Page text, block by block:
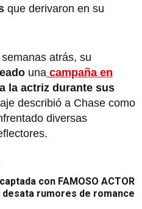
que derivaron en su
atrás, su
una campaña en
la actriz durante sus
describió a Chase como
diversas
con FAMOSO ACTOR
desata rumores de romance